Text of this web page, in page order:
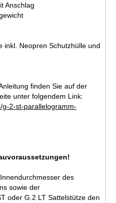
Anschlag
inkl. Neopren Schutzhülle und
finden Sie auf der
unter folgendem Link:
2-st-parallelogramm-
des
sowie der
oder G.2 LT Sattelstütze den